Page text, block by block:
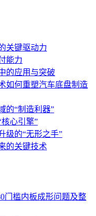
关键驱动力
能力
的应用与突破
如何重塑汽车底盘制造
的“制造利器”
心引擎”
级的“无形之手”
的关键技术
门槛内板成形问题及整